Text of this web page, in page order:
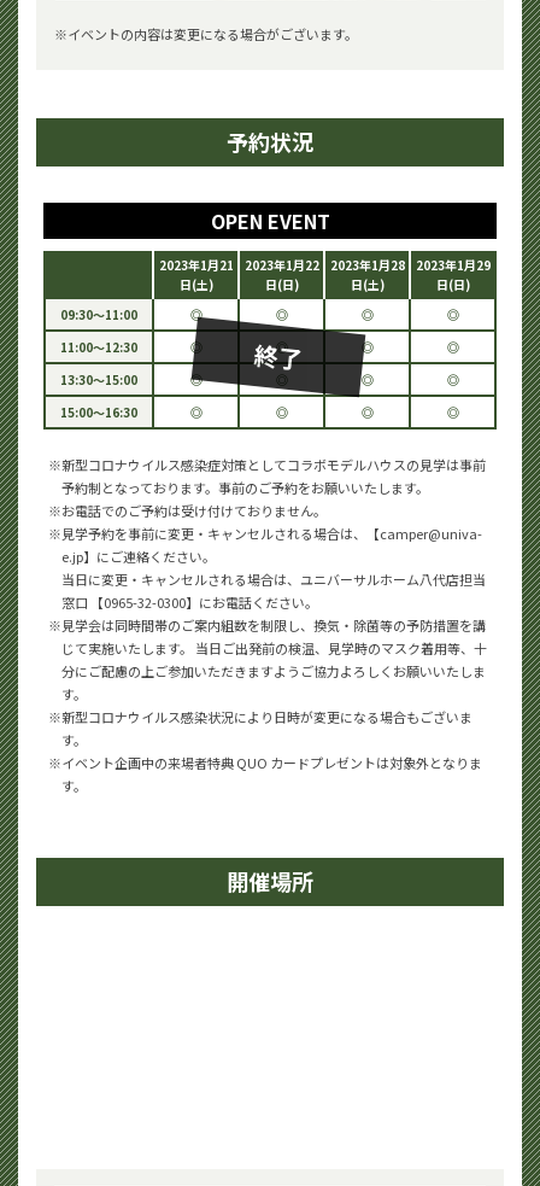
イベントの内容は変更になる場合がございます。
予約状況
OPEN EVENT
終了
2023年1月21
日(土)
2023年1月22
日(日)
2023年1月28
日(土)
2023年1月29
日(日)
09:30～11:00
◎ ◎ ◎
◎
11:00～12:30
◎ ◎ ◎
◎
13:30～15:00
◎ ◎ ◎
◎
15:00～16:30
◎ ◎ ◎ ◎
新型コロナウイルス感染症対策としてコラボモデルハウスの見学は事前
予約制となっております。事前のご予約をお願いいたします。
お電話でのご予約は受け付けておりません。
見学予約を事前に変更・キャンセルされる場合は、【camper@univa-
e.jp】にご連絡ください。
当日に変更・キャンセルされる場合は、ユニバーサルホーム八代店担当
窓口 【0965-32-0300】にお電話ください。
見学会は同時間帯のご案内組数を制限し、換気・除菌等の予防措置を講
じて実施いたします。
当日ご出発前の検温、見学時のマスク着用等、十
分にご配慮の上ご参加いただきますようご協力よろしくお願いいたしま
す。
新型コロナウイルス感染状況により日時が変更になる場合もございま
す。
イベント企画中の来場者特典 QUO カードプレゼントは対象外となりま
す。
開催場所